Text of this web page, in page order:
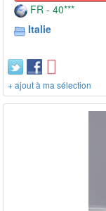
FR - 40***
Italie
+ ajout à ma sélection